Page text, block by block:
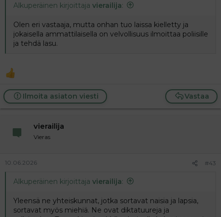
Alkuperäinen kirjoittaja vierailija:
Olen eri vastaaja, mutta onhan tuo laissa kielletty ja
jokaisella ammattilaisella on velvollisuus ilmoittaa poliisille
ja tehdä lasu.
Vastaa
Ilmoita asiaton viesti
vierailija
Vieras
10.06.2026 #43
Alkuperäinen kirjoittaja vierailija:
Yleensä ne yhteiskunnat, jotka sortavat naisia ja lapsia,
sortavat myös miehiä. Ne ovat diktatuureja ja